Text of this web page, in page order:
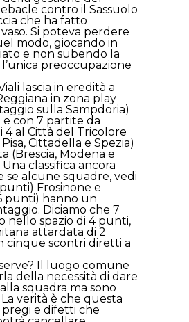
contro il Sassuolo
che ha fatto
Si poteva perdere
modo, giocando in
e non subendo la
l’unica preoccupazione
lascia in eredità a
in zona play
sulla Sampdoria)
con 7 partite da
4 al Città del Tricolore
Cittadella e Spezia)
(Brescia, Modena e
classifica ancora
se alcune squadre, vedi
Frosinone e
punti) hanno un
Diciamo che 7
nello spazio di 4 punti,
attardata di 2
cinque scontri diretti a
Il luogo comune
della necessità di dare
alla squadra ma sono
verità è che questa
pregi e difetti che